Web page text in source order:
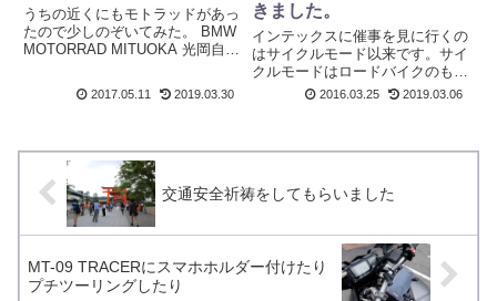
うちの近くにもモトラッドがあっ
たので少しのぞいてみた。 BMW
MOTORRAD MITUOKA 光岡自動
R1200GSアドベンチャーナイン
ティー兄弟 R1200GS 2017前期
2017.05.11 2019.03.30
きました。
インテックスに催事を見に行くの
はサイクルモード以来です。サイ
クルモードはロードバイクのもの
なんですが、今回は初めてバイク
2016.03.25 2019.03.06
交通安全祈祷をしてもらいました
MT-09 TRACERにスマホホルダー付けたり
プチツーリングしたり